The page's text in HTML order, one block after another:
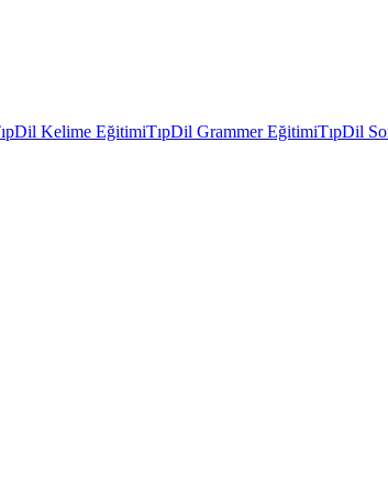
Kelime EğitimiTıpDil Grammer EğitimiTıpDil